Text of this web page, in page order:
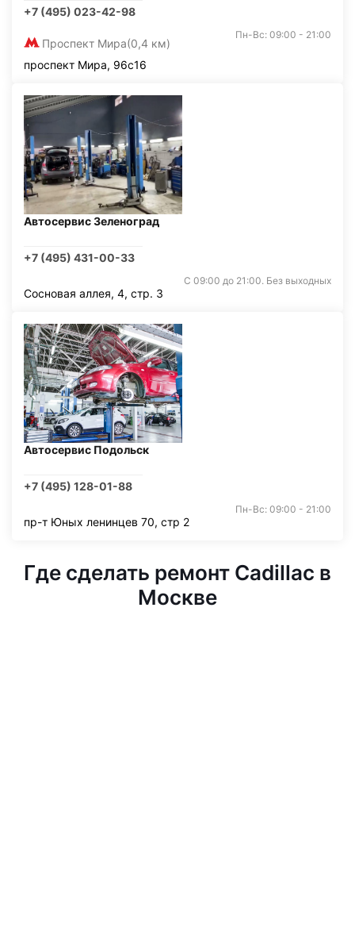
+7 (495) 023-42-98
Проспект Мира(0,4 км)
Пн-Вс: 09:00 - 21:00
проспект Мира, 96с16
Автосервис Зеленоград
+7 (495) 431-00-33
С 09:00 до 21:00. Без выходных
Сосновая аллея, 4, стр. 3
Автосервис Подольск
+7 (495) 128-01-88
Пн-Вс: 09:00 - 21:00
пр-т Юных ленинцев 70, стр 2
Где сделать ремонт Cadillac в
Москве